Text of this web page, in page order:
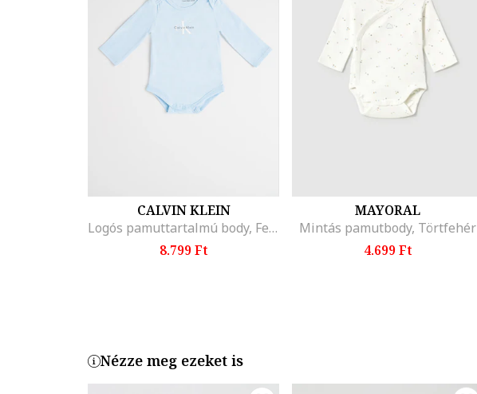
CALVIN KLEIN
Logós pamuttartalmú body, Fehér/Világoskék
8.799 Ft
MAYORAL
Mintás pamutbody, Törtfehér
4.699 Ft
Nézze meg ezeket is